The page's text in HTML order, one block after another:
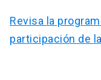
Revisa la
participación de